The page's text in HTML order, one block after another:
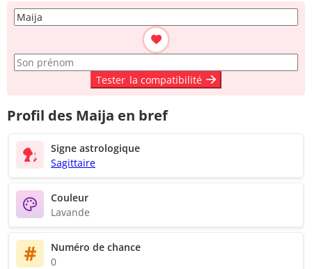
Tester la compatibilité
Profil des Maija en bref
Signe astrologique
Sagittaire
Couleur
Lavande
Numéro de chance
0